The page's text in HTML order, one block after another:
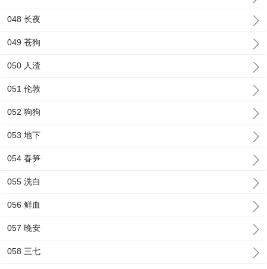
048 长夜
049 苍狗
050 人渣
051 伦敦
052 狗狗
053 地下
054 春笋
055 洗白
056 鲜血
057 晚安
058 三七